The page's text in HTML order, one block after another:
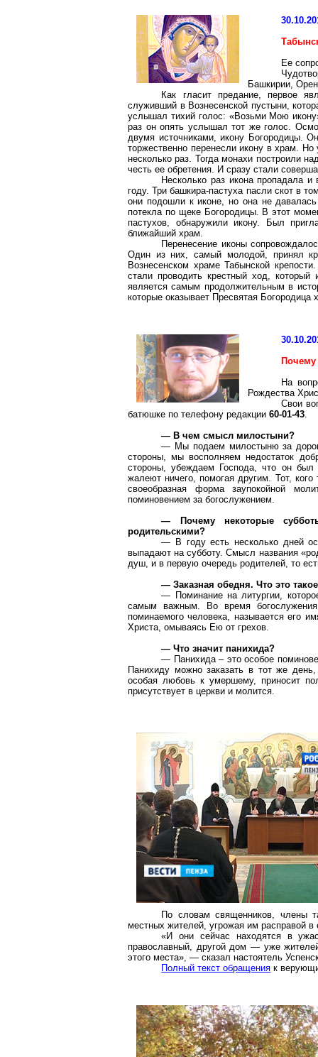
Ее
Башкирии,
Как гласит предание, первое
служивший в Вознесенской пустыни,
услышал тихий голос: «Возьми Мою
раз он опять услышал тот же голос.
двумя источниками, икону Богородицы.
торжественно перенесли икону в храм. Но
несколько раз. Тогда монахи построили
честь ее обретения. И сразу стали
Несколько раз икона пропадала
году. Три башкира-пастуха пасли скот в
они подошли к иконе, но она не
потекла по щеке Богородицы. В этот
пастухов, обнаружили икону. Был
ближайший храм.
Перенесение иконы
Один из них, самый молодой, принял
Вознесенском храмеТабынской
стали проводить крестный ход,
является самым продолжительным в
которые оказывает Пресвятая Богородица
Почему
На
Рождества
Свои
батюшке по телефону редакции 60-01-43.
— В чем смысл милостыни?
— Мы подаем милостыню за
стороны, мы восполняем недостаток
стороны, убеждаем Господа, что он был
жалеют ничего, помогая другим. Тот,
своеобразная форма заупокойной
поминовением за богослужением.
— Почему некоторые
родительскими?
— В году есть несколько дней
выпадают на субботу. Смысл названия
душ, и в первую очередь родителей, то
— Заказная обедня. Что это
— Поминание на литургии,
самым важным. Во время
поминаемого человека, называется его
Христа, омываясь Ею от грехов.
— Что значит панихида?
— Панихида – это особое
Панихиду можно заказать в тот же
особая любовь к умершему, приносит
присутствует в церкви и молится.
По словам священников, члены
местных жителей, угрожая им расправой
«И они сейчас находятся в
православный, другой дом — уже
этого места», — сказал настоятель
Полный текст обращения к